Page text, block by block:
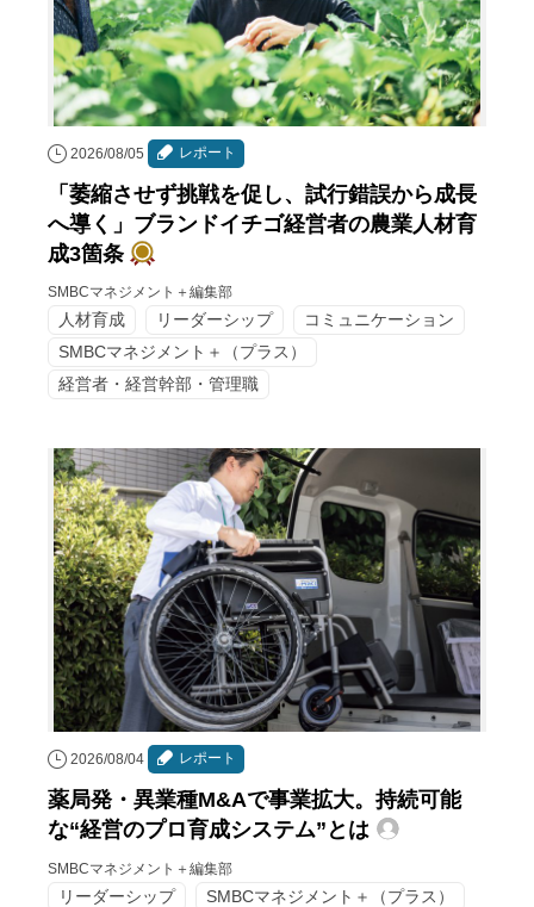
2026/08/05 レポート
「萎縮させず挑戦を促し、試行錯誤から成長
へ導く」ブランドイチゴ経営者の農業人材育
成3箇条
SMBCマネジメント＋編集部
人材育成 リーダーシップ
コミュニケーション
SMBCマネジメント＋（プラス）
経営者・経営幹部・管理職
2026/08/04 レポート
薬局発・異業種M&Aで事業拡大。持続可能
な“経営のプロ育成システム”とは
SMBCマネジメント＋編集部
リーダーシップ SMBCマネジメント＋（プラス）